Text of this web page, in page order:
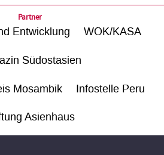
Partner
Entwicklung WÖK/KASA
Südostasien
Mosambik Infostelle Peru
Asienhaus